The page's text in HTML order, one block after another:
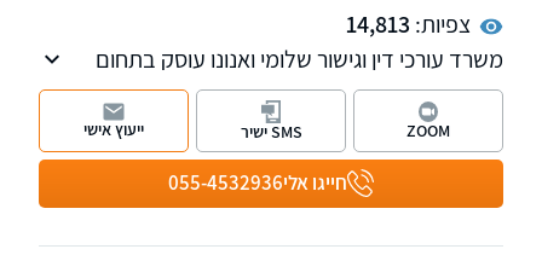
צפיות: 14,813
משרד עורכי דין וגישור שלומי ואנונו עוסק בתחום
המשפחה והמעמד האישי על כל רבדיו, בתחום
האזרחי: תביעות בנושא לשון הרע, סכסוכי שכנים
ופינוי מושכר. בנוסף, פועלת במשרד גם מחלקת
הוצאה לפועל.
חייגו אלי055-4532936
ZOOM SMS ישיר ייעוץ אישי